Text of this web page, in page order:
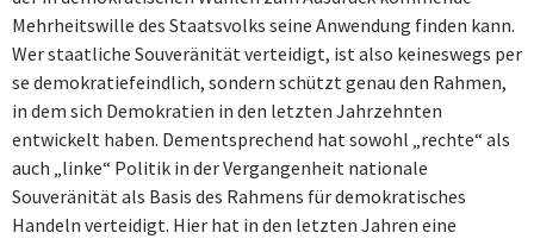
Mehrheitswille des Staatsvolks seine Anwendung finden kann.
Wer staatliche Souveränität verteidigt, ist also keineswegs per
se demokratiefeindlich, sondern schützt genau den Rahmen,
in dem sich Demokratien in den letzten Jahrzehnten
entwickelt haben. Dementsprechend hat sowohl „rechte“ als
auch „linke“ Politik in der Vergangenheit nationale
Souveränität als Basis des Rahmens für demokratisches
Handeln verteidigt. Hier hat in den letzten Jahren eine